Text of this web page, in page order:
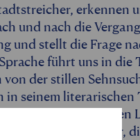
erkennen
und nach die
und stellt die Frage
führt uns in die
der stillen
seinem literarischen
seines eigenen
uns zwei Gesichter,